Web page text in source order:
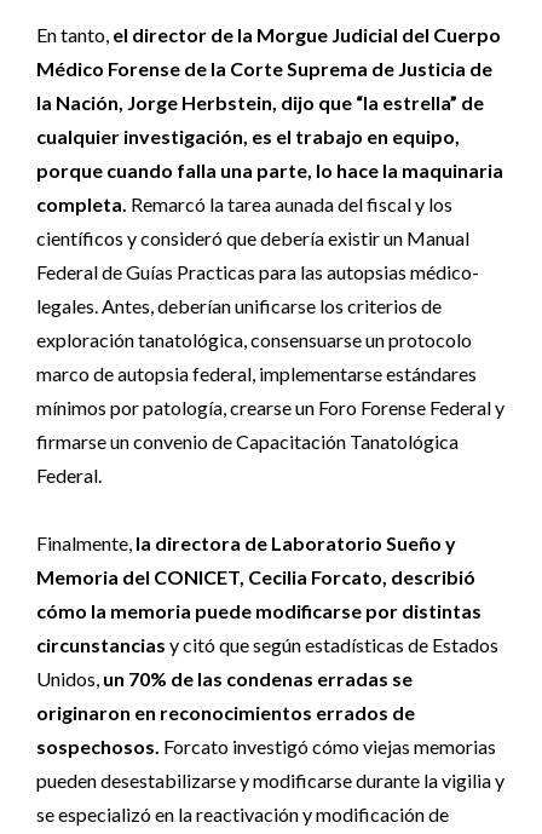
En tanto, el director de la Morgue Judicial del Cuerpo
Médico Forense de la Corte Suprema de Justicia de
la Nación, Jorge Herbstein, dijo que “la estrella” de
cualquier investigación, es el trabajo en equipo,
porque cuando falla una parte, lo hace la maquinaria
completa. Remarcó la tarea aunada del fiscal y los
científicos y consideró que debería existir un Manual
Federal de Guías Practicas para las autopsias médico-
legales. Antes, deberían unificarse los criterios de
exploración tanatológica, consensuarse un protocolo
marco de autopsia federal, implementarse estándares
mínimos por patología, crearse un Foro Forense Federal y
firmarse un convenio de Capacitación Tanatológica
Federal.
Finalmente, la directora de Laboratorio Sueño y
Memoria del CONICET, Cecilia Forcato, describió
cómo la memoria puede modificarse por distintas
circunstancias y citó que según estadísticas de Estados
Unidos, un 70% de las condenas erradas se
originaron en reconocimientos errados de
sospechosos. Forcato investigó cómo viejas memorias
pueden desestabilizarse y modificarse durante la vigilia y
se especializó en la reactivación y modificación de